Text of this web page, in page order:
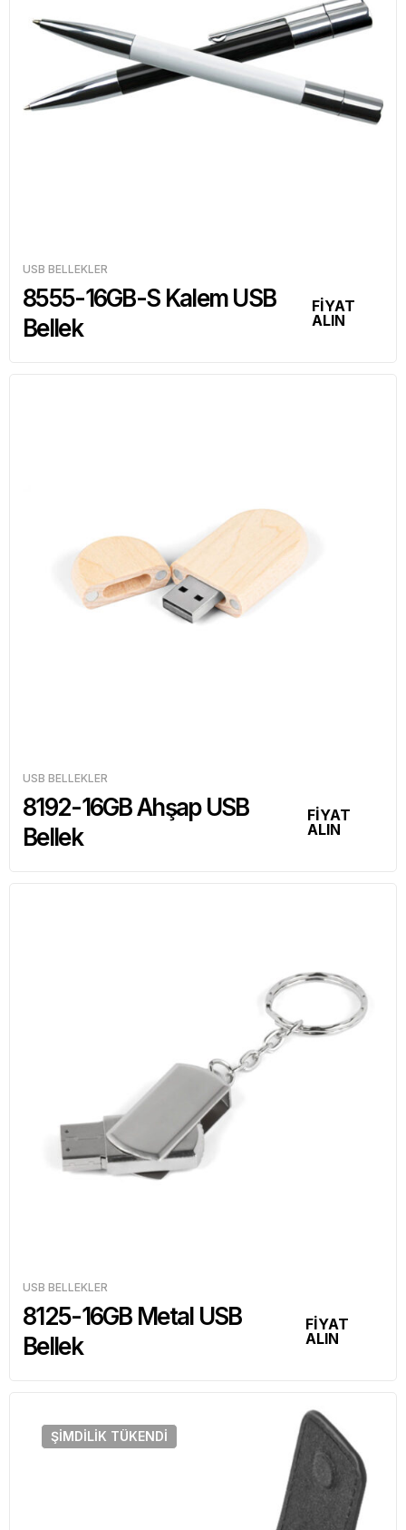
USB BELLEKLER
8555-16GB-S Kalem USB
Bellek
FİYAT
ALIN
USB BELLEKLER
8192-16GB Ahşap USB
Bellek
FİYAT
ALIN
USB BELLEKLER
8125-16GB Metal USB
Bellek
FİYAT
ALIN
ŞIMDILIK TÜKENDI